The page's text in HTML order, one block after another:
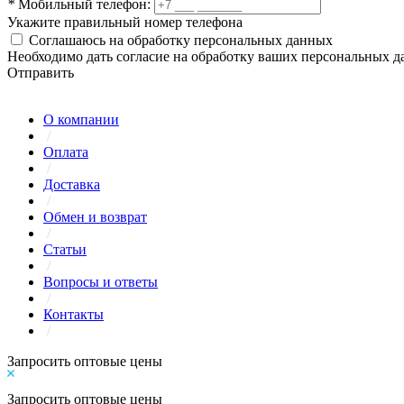
* Мобильный телефон:
Укажите правильный номер телефона
Соглашаюсь на обработку персональных данных
Необходимо дать согласие на обработку ваших персональных
Отправить
О компании
/
Оплата
/
Доставка
/
Обмен и возврат
/
Статьи
/
Вопросы и ответы
/
Контакты
/
Запросить оптовые цены
Запросить оптовые цены